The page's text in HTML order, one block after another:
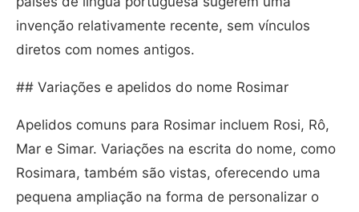
invenção relativamente recente, sem vínculos
diretos com nomes antigos.
## Variações e apelidos do nome Rosimar
Apelidos comuns para Rosimar incluem Rosi, Rô,
Mar e Simar. Variações na escrita do nome, como
Rosimara, também são vistas, oferecendo uma
pequena ampliação na forma de personalizar o